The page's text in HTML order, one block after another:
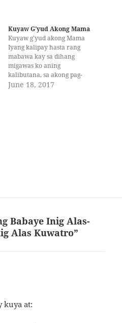
Kuyaw G'yud Akong Mama
Kuyaw g'yud akong Mama
Iyang kalipay hasta rang
mabawa kay sa dihang
migawas ko aning
kalibutana, sa akong pag-
"owah, owah", perti na
June 18, 2017
Babaye Inig Alas-
Alas Kuwatro”
kuya at: